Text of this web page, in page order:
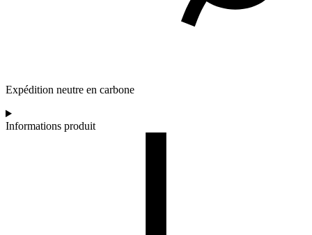
Expédition neutre en carbone
Informations produit